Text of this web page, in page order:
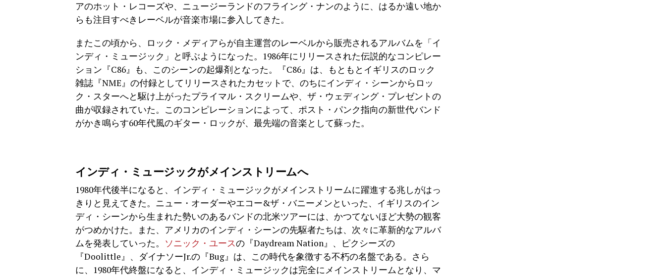
アのホット・レコーズや、ニュージーランドのフライング・ナンのように、はるか遠い地か
らも注目すべきレーベルが音楽市場に参入してきた。
またこの頃から、ロック・メディアらが自主運営のレーベルから販売されるアルバムを「イ
ンディ・ミュージック」と呼ぶようになった。1986年にリリースされた伝説的なコンピレー
ション『C86』も、このシーンの起爆剤となった。『C86』は、もともとイギリスのロック
雑誌『NME』の付録としてリリースされたカセットで、のちにインディ・シーンからロッ
ク・スターへと駆け上がったプライマル・スクリームや、ザ・ウェディング・プレゼントの
曲が収録されていた。このコンピレーションによって、ポスト・パンク指向の新世代バンド
がかき鳴らす60年代風のギター・ロックが、最先端の音楽として蘇った。
インディ・ミュージックがメインストリームへ
1980年代後半になると、インディ・ミュージックがメインストリームに躍進する兆しがはっ
きりと見えてきた。ニュー・オーダーやエコー&ザ・バニーメンといった、イギリスのイン
ディ・シーンから生まれた勢いのあるバンドの北米ツアーには、かつてないほど大勢の観客
がつめかけた。また、アメリカのインディ・シーンの先駆者たちは、次々に革新的なアルバ
ムを発表していった。 ソニック・ユースの『Daydream Nation』、ピクシーズの
『Doolittle』、ダイナソーJr.の『Bug』は、この時代を象徴する不朽の名盤である。さら
に、1980年代終盤になると、インディ・ミュージックは完全にメインストリームとなり、マ